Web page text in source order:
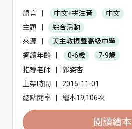
語言 中文+拼注音
中文
主題
綜合活動
來源
天主教振聲高級中學
適讀年齡
0-6歲
7-9歲
指導老師
郭姿杏
上架時間
2015-11-01
總點閱率
繪本19,106次
閱讀繪本